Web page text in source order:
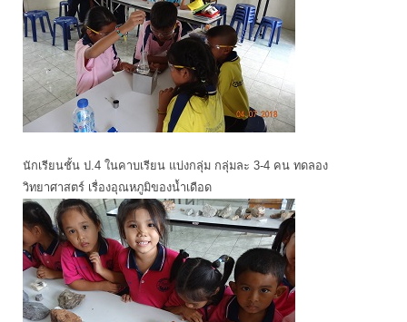
นักเรียนชั้น ป.4 ในคาบเรียน แบ่งกลุ่ม กลุ่มละ 3-4 คน ทดลอง
วิทยาศาสตร์ เรื่องอุณหภูมิของน้ำเดือด